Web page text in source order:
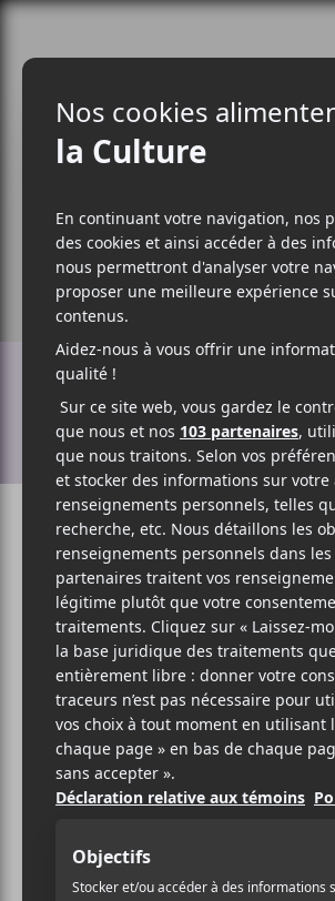
20 MARS 2018
PARLOUIS-PHILIPPE
LABRÈCHE
PARTAGER
F
A
C
E
B
O
O
T
W
I
T
T
E
R
P
A
R
T
A
G
E